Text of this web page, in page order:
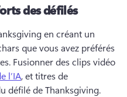
des défilés
en créant un
que vous avez préférés
Fusionner des clips vidéo
l’IA, et titres de